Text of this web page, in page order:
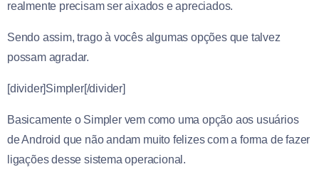
realmente precisam ser aixados e apreciados.
Sendo assim, trago à vocês algumas opções que talvez
possam agradar.
[divider]Simpler[/divider]
Basicamente o Simpler vem como uma opção aos usuários
de Android que não andam muito felizes com a forma de fazer
ligações desse sistema operacional.